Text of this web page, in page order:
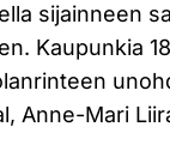
sijainneen
Kaupunkia
Anne-Mari